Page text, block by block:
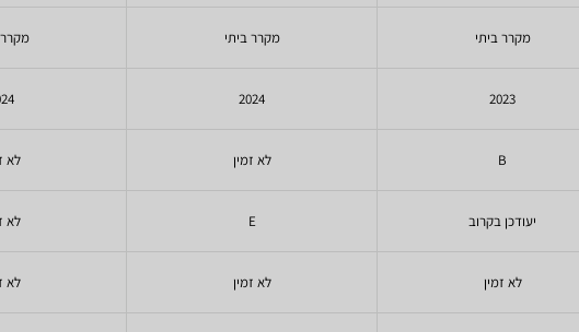
מקרר ביתי
2023
B
יעודכן בקרוב
לא זמין
מקרר ביתי
2024
לא זמין
E
לא זמין
לא
לא
לא